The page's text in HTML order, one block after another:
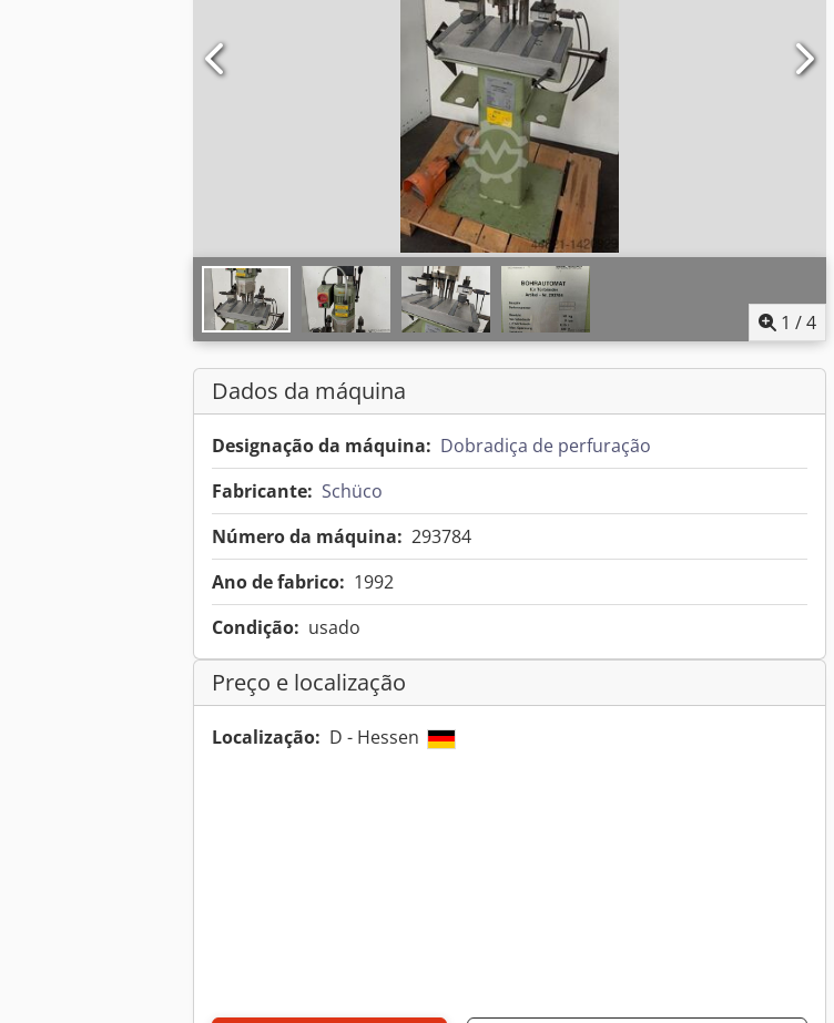
1 /4
Dados da máquina
Designação da máquina: Dobradiça de perfuração
Fabricante: Schüco
Número da máquina: 293784
Ano de fabrico: 1992
Condição: usado
Preço e localização
Localização: D - Hessen